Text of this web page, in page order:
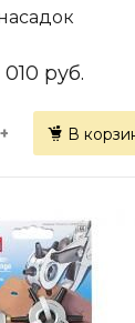
010 руб.
+ В